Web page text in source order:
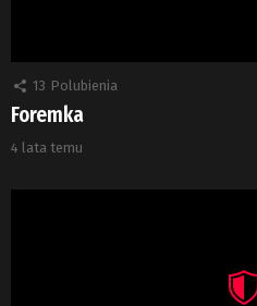
13 Polubienia
Foremka
4 lata temu